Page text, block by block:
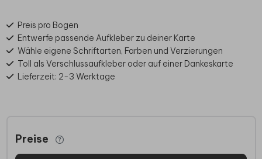
Preis pro Bogen
Entwerfe passende Aufkleber zu deiner Karte
Wähle eigene Schriftarten, Farben und Verzierungen
Toll als Verschlussaufkleber oder auf einer Dankeskarte
Lieferzeit: 2-3 Werktage
Preise